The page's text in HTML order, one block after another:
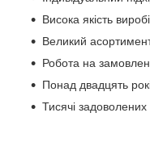
Висока якість
Великий
Робота на
Понад двадцять
Тисячі задоволених